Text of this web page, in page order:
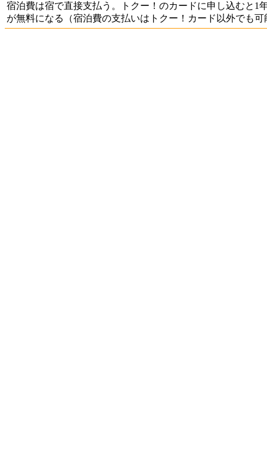
宿泊費は宿で直接支払う。トクー！のカードに申し込むと1
が無料になる（宿泊費の支払いはトクー！カード以外でも可